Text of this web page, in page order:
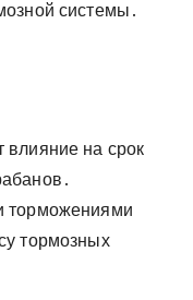
системы․
влияние на срок
торможениями
тормозных